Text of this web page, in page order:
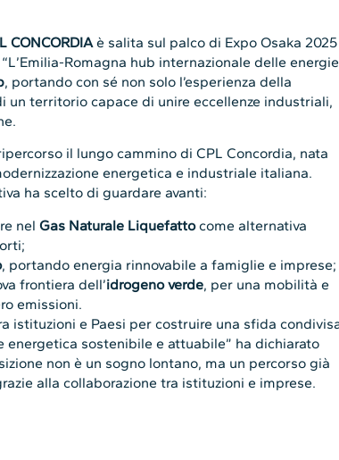
CONCORDIAè salita sul palco di Expo Osaka 2025
Romagna hub internazionale delle energie
, portando con sé non solo l’esperienza della
un territorio capace di unire eccellenze industriali,
il lungo cammino di CPL Concordia, nata
energetica e industriale italiana.
ha scelto di guardare avanti:
nelGas Naturale Liquefattocome alternativa
, portando energia rinnovabile a famiglie e imprese;
frontiera dell’idrogeno verde, per una mobilità e
emissioni.
istituzioni e Paesi per costruire una sfida
energetica sostenibile e attuabile” ha dichiarato
non è un sogno lontano, ma un percorso già
alla collaborazione tra istituzioni e imprese.